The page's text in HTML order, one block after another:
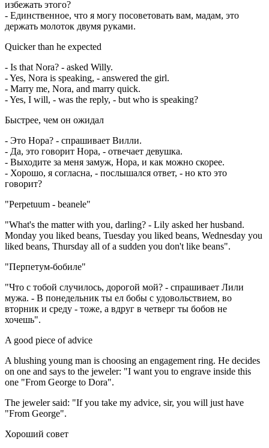
избежать этого?
- Единственное, что я могу посоветовать вам, мадам, это
держать молоток двумя руками.
Quicker than he expected
- Is that Nora? - asked Willy.
- Yes, Nora is speaking, - answered the girl.
- Marry me, Nora, and marry quick.
- Yes, I will, - was the reply, - but who is speaking?
Быстрее, чем он ожидал
- Это Нора? - спрашивает Вилли.
- Да, это говорит Нора, - отвечает девушка.
- Выходите за меня замуж, Нора, и как можно скорее.
- Хорошо, я согласна, - послышался ответ, - но кто это
говорит?
"Perpetuum - beanele"
"What's the matter with you, darling? - Lily asked her husband.
Monday you liked beans, Tuesday you liked beans, Wednesday you
liked beans, Thursday all of a sudden you don't like beans".
"Перпетум-бобиле"
"Что с тобой случилось, дорогой мой? - спрашивает Лили
мужа. - В понедельник ты ел бобы с удовольствием, во
вторник и среду - тоже, а вдруг в четверг ты бобов не
хочешь".
A good piece of advice
A blushing young man is choosing an engagement ring. He decides
on one and says to the jeweler: "I want you to engrave inside this
one "From George to Dora".
The jeweler said: "If you take my advice, sir, you will just have
"From George".
Хороший совет